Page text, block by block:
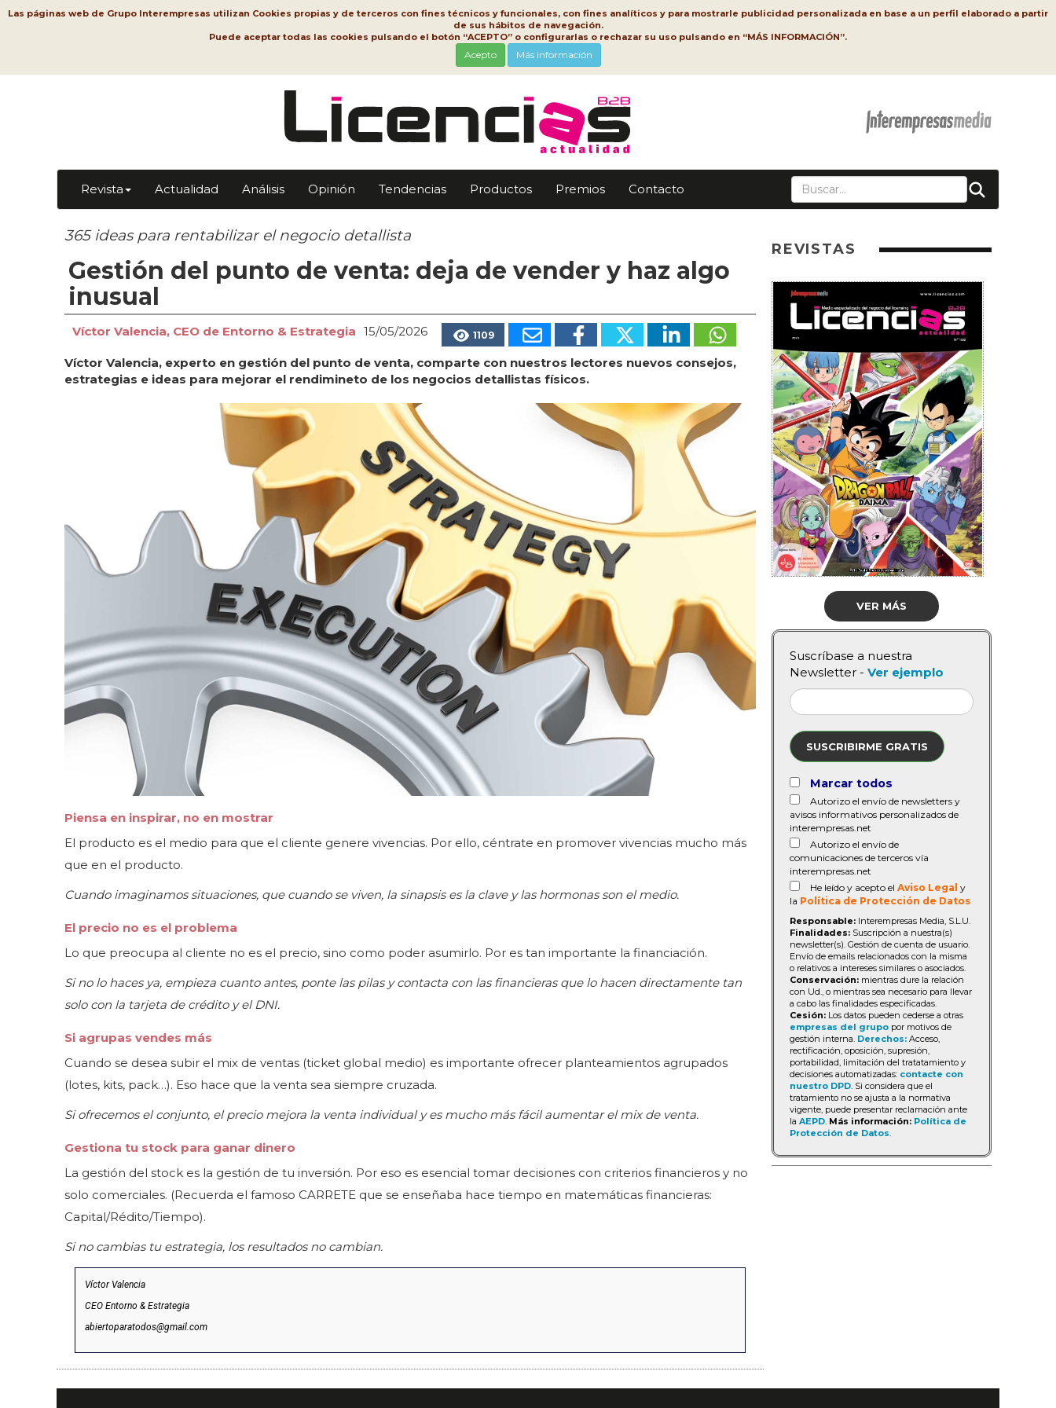
Las páginas web de Grupo Interempresas utilizan Cookies propias y de terceros con fines técnicos y funcionales, con fines analíticos y para mostrarle publicidad personalizada en base a un perfil elaborado a partir
de sus hábitos de navegación.
Puede aceptar todas las cookies pulsando el botón “ACEPTO” o configurarlas o rechazar su uso pulsando en “MÁS INFORMACIÓN”.
Acepto Más información
Revista Actualidad Análisis Opinión Tendencias Productos Premios Contacto
365 ideas para rentabilizar el negocio detallista
Gestión del punto de venta: deja de vender y haz algo
inusual
Víctor Valencia, CEO de Entorno & Estrategia 15/05/2026 1109
Víctor Valencia, experto en gestión del punto de venta, comparte con nuestros lectores nuevos consejos,
estrategias e ideas para mejorar el rendimineto de los negocios detallistas físicos.
Piensa en inspirar, no en mostrar
El producto es el medio para que el cliente genere vivencias. Por ello, céntrate en promover vivencias mucho más
que en el producto.
Cuando imaginamos situaciones, que cuando se viven, la sinapsis es la clave y las hormonas son el medio.
El precio no es el problema
Lo que preocupa al cliente no es el precio, sino como poder asumirlo. Por es tan importante la financiación.
Si no lo haces ya, empieza cuanto antes, ponte las pilas y contacta con las financieras que lo hacen directamente tan
solo con la tarjeta de crédito y el DNI.
Si agrupas vendes más
Cuando se desea subir el mix de ventas (ticket global medio) es importante ofrecer planteamientos agrupados
(lotes, kits, pack…). Eso hace que la venta sea siempre cruzada.
Si ofrecemos el conjunto, el precio mejora la venta individual y es mucho más fácil aumentar el mix de venta.
Gestiona tu stock para ganar dinero
La gestión del stock es la gestión de tu inversión. Por eso es esencial tomar decisiones con criterios financieros y no
solo comerciales. (Recuerda el famoso CARRETE que se enseñaba hace tiempo en matemáticas financieras:
Capital/Rédito/Tiempo).
Si no cambias tu estrategia, los resultados no cambian.
Víctor Valencia
CEO Entorno & Estrategia
abiertoparatodos@gmail.com
REVISTAS
VER MÁS
Suscríbase a nuestra
Newsletter - Ver ejemplo
SUSCRIBIRME GRATIS
Marcar todos
Autorizo el envío de newsletters y
avisos informativos personalizados de
interempresas.net
Autorizo el envío de
comunicaciones de terceros vía
interempresas.net
He leído y acepto el Aviso Legal y
la Política de Protección de Datos
Responsable: Interempresas Media, S.L.U.
Finalidades: Suscripción a nuestra(s)
newsletter(s). Gestión de cuenta de usuario.
Envío de emails relacionados con la misma
o relativos a intereses similares o asociados.
Conservación: mientras dure la relación
con Ud., o mientras sea necesario para llevar
a cabo las finalidades especificadas.
Cesión: Los datos pueden cederse a otras
empresas del grupo por motivos de
gestión interna. Derechos: Acceso,
rectificación, oposición, supresión,
portabilidad, limitación del tratatamiento y
decisiones automatizadas: contacte con
nuestro DPD. Si considera que el
tratamiento no se ajusta a la normativa
vigente, puede presentar reclamación ante
la AEPD. Más información: Política de
Protección de Datos.